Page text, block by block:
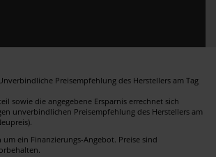
Preisempfehlung des Herstellers am Tag
sowie die angegebene Ersparnis errechnet sich
unverbindlichen Preisempfehlung des Herstellers am
um ein Finanzierungs-Angebot. Preise sind